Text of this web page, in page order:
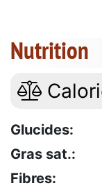
Nutrition
Glucides:
Gras sat.:
Fibres: